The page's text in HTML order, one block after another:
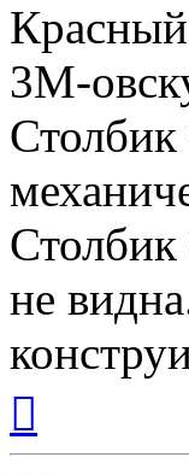
Красный
3М-
Столбик
не
началу